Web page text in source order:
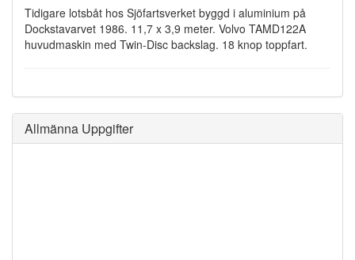
Tidigare lotsbåt hos Sjöfartsverket byggd i aluminium på
Dockstavarvet 1986. 11,7 x 3,9 meter. Volvo TAMD122A
huvudmaskin med Twin-Disc backslag. 18 knop toppfart.
Allmänna Uppgifter